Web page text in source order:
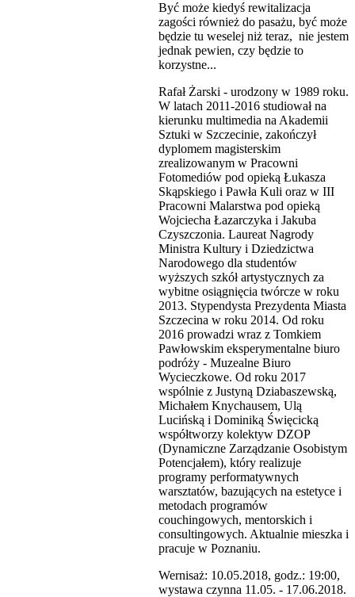
Być może kiedyś rewitalizacja
zagości również do pasażu, być może
będzie tu weselej niż teraz, nie jestem
jednak pewien, czy będzie to
korzystne...
Rafał Żarski - urodzony w 1989 roku.
W latach 2011-2016 studiował na
kierunku multimedia na Akademii
Sztuki w Szczecinie, zakończył
dyplomem magisterskim
zrealizowanym w Pracowni
Fotomediów pod opieką Łukasza
Skąpskiego i Pawła Kuli oraz w III
Pracowni Malarstwa pod opieką
Wojciecha Łazarczyka i Jakuba
Czyszczonia. Laureat Nagrody
Ministra Kultury i Dziedzictwa
Narodowego dla studentów
wyższych szkół artystycznych za
wybitne osiągnięcia twórcze w roku
2013. Stypendysta Prezydenta Miasta
Szczecina w roku 2014. Od roku
2016 prowadzi wraz z Tomkiem
Pawłowskim eksperymentalne biuro
podróży - Muzealne Biuro
Wycieczkowe. Od roku 2017
wspólnie z Justyną Dziabaszewską,
Michałem Knychausem, Ulą
Lucińską i Dominiką Święcicką
współtworzy kolektyw DZOP
(Dynamiczne Zarządzanie Osobistym
Potencjałem), który realizuje
programy performatywnych
warsztatów, bazujących na estetyce i
metodach programów
couchingowych, mentorskich i
consultingowych. Aktualnie mieszka i
pracuje w Poznaniu.
Wernisaż: 10.05.2018, godz.: 19:00,
wystawa czynna 11.05. - 17.06.2018.